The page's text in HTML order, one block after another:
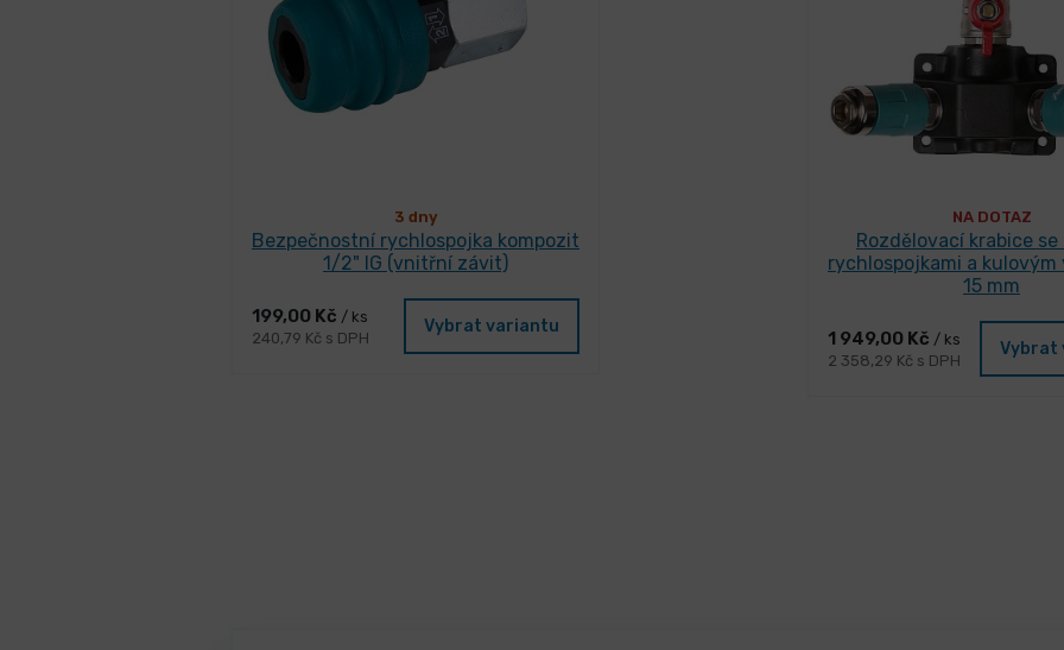
3 dny
Bezpečnostní rychlospojka kompozit
1/2" IG (vnitřní závit)
199,00 Kč / ks
240,79 Kč s DPH
Vybrat variantu
NA DOTAZ
Rozdělovací krabice se
rychlospojkami a kulovým
15 mm
1 949,00 Kč / ks
2 358,29 Kč s DPH
Vybrat